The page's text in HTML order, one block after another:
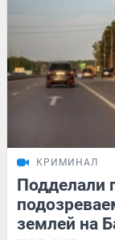
КРИМИНАЛ
Подделали
землей на